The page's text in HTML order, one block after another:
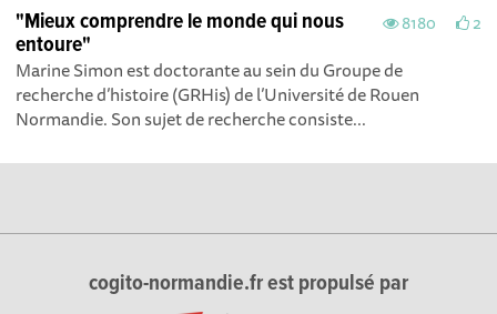
8180 2
"Mieux comprendre le monde qui nous
entoure"
Marine Simon est doctorante au sein du Groupe de
recherche d’histoire (GRHis) de l’Université de Rouen
Normandie. Son sujet de recherche consiste...
cogito-normandie.fr est propulsé par